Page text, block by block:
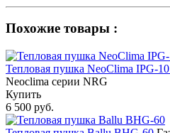
Похожие товары :
Тепловая пушка NeoClima IPG-10
Neoclima серии NRG
Купить
6 500 руб.